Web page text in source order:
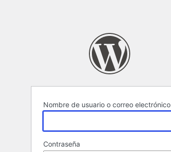
Nombre de usuario o correo electrónico
Contraseña